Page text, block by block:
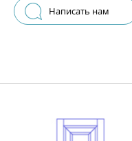
Написать нам